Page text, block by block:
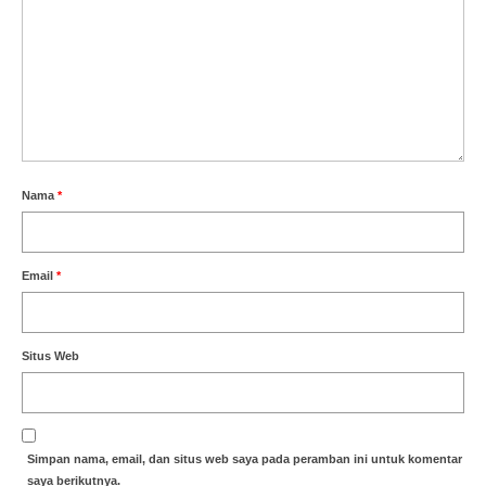
Nama *
Email *
Situs Web
Simpan nama, email, dan situs web saya pada peramban ini untuk komentar
saya berikutnya.